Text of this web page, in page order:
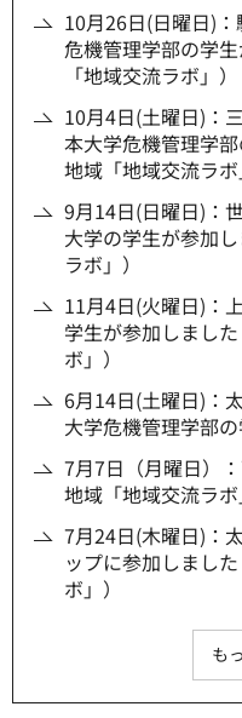
10月26日(日曜日)
危機管理学部の学
「地域交流ラボ」）
10月4日(土曜日)：
本大学危機管理学
地域「地域交流ラボ
9月14日(日曜日)：
大学の学生が参加
ラボ」）
11月4日(火曜日)：
学生が参加しまし
ボ」）
6月14日(土曜日)：
大学危機管理学部
7月7日（月曜日）
地域「地域交流ラボ
7月24日(木曜日)：
ップに参加しまし
ボ」）
も